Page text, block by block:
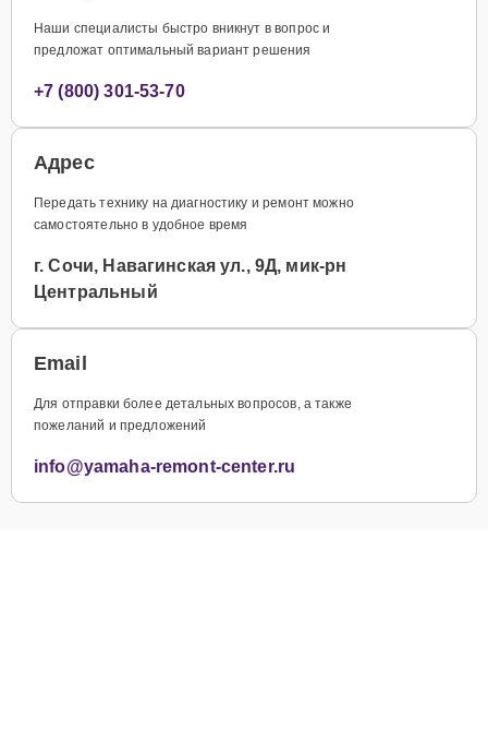
Наши специалисты быстро вникнут в вопрос и
предложат оптимальный вариант решения
+7 (800) 301-53-70
Адрес
Передать технику на диагностику и ремонт можно
самостоятельно в удобное время
г. Сочи, Навагинская ул., 9Д, мик-рн
Центральный
Email
Для отправки более детальных вопросов, а также
пожеланий и предложений
info@yamaha-remont-center.ru